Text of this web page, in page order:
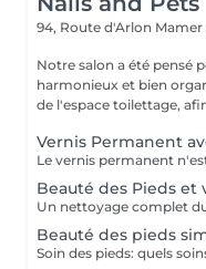
94, Route d'Arlon Mamer
Notre salon a été pensé
harmonieux et bien
de l'espace toilettage,
Vernis Permanent
Beauté des Pieds
Beauté des pieds